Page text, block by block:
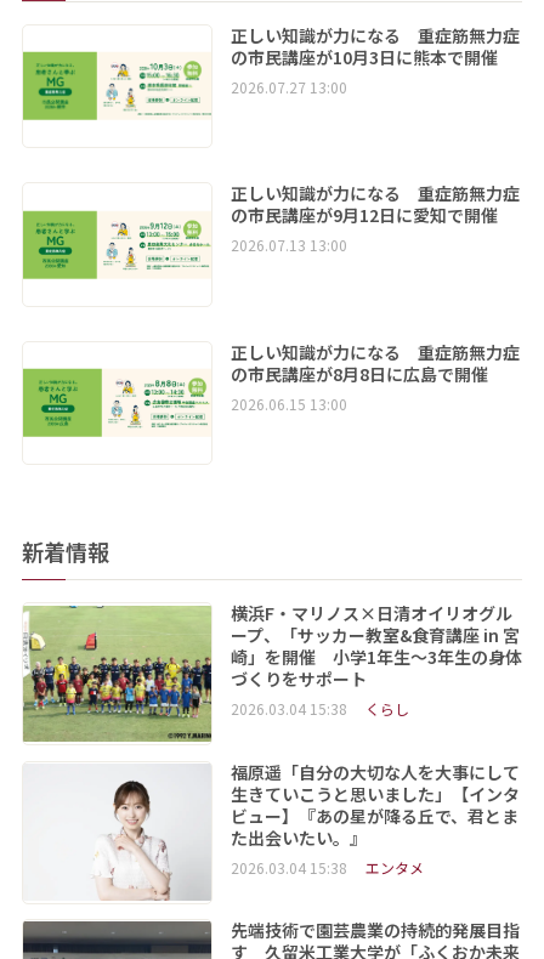
正しい知識が力になる 重症筋無力症
の市民講座が10月3日に熊本で開催
2026.07.27 13:00
正しい知識が力になる 重症筋無力症
の市民講座が9月12日に愛知で開催
2026.07.13 13:00
正しい知識が力になる 重症筋無力症
の市民講座が8月8日に広島で開催
2026.06.15 13:00
新着情報
横浜F・マリノス×日清オイリオグル
ープ、「サッカー教室&食育講座 in 宮
崎」を開催 小学1年生～3年生の身体
づくりをサポート
2026.03.04 15:38 くらし
福原遥「自分の大切な人を大事にして
生きていこうと思いました」【インタ
ビュー】『あの星が降る丘で、君とま
た出会いたい。』
2026.03.04 15:38 エンタメ
先端技術で園芸農業の持続的発展目指
す 久留米工業大学が「ふくおか未来